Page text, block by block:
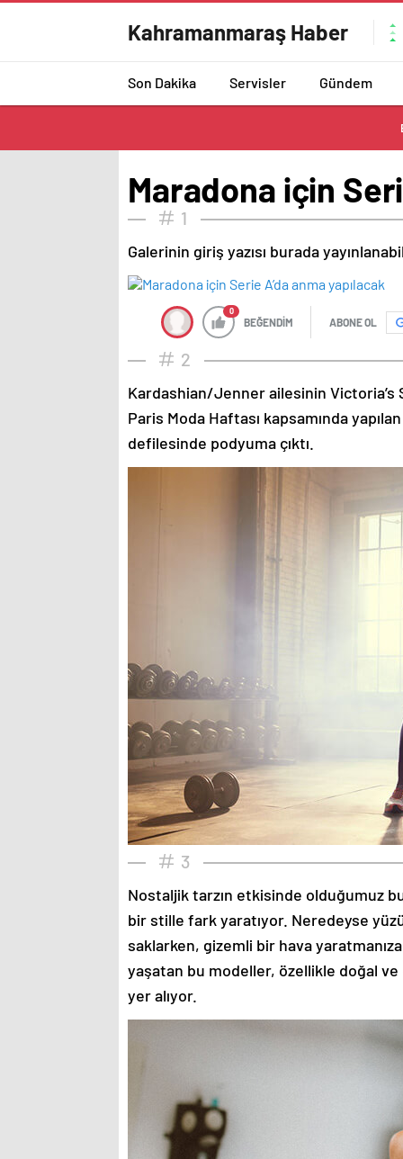
Kahramanmaraş Haber
Son Dakika Servisler Gündem
Maradona için
1
Galerinin giriş yazısı burada
0
BEĞENDİM ABONE OL
2
Kardashian/Jenner ailesinin
Paris Moda Haftası kapsamında
defilesinde podyuma çıktı.
3
Nostaljik tarzın etkisinde olduğumuz
bir stille fark yaratıyor. Neredeyse
saklarken, gizemli bir hava yaratmanıza
yaşatan bu modeller, özellikle doğal
yer alıyor.